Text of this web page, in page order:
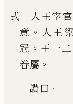
式 人王宰官
意 。 人王
冠 。 王一二
眷屬 。
讚曰 。